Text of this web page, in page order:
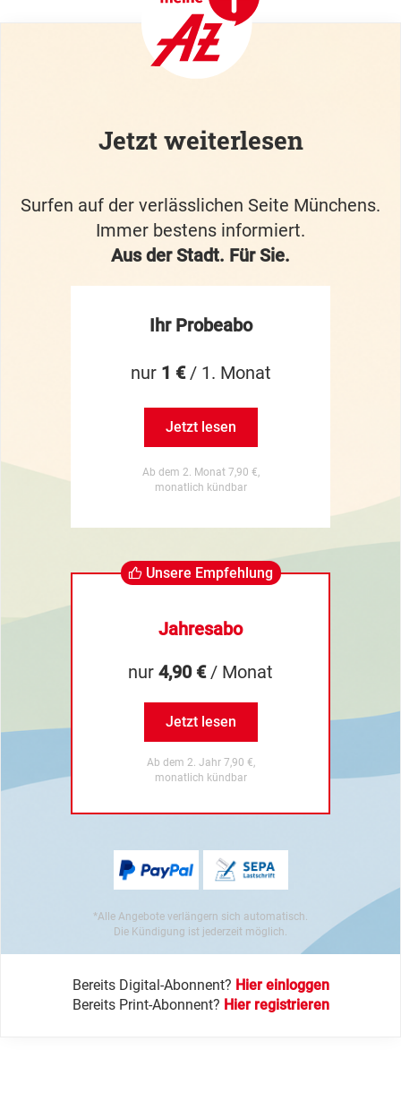
Jetzt weiterlesen
Surfen auf der verlässlichen Seite Münchens.
Immer bestens informiert.
Aus der Stadt. Für Sie.
Ihr Probeabo
nur 1 €/ 1. Monat
Jetzt lesen
Ab dem 2. Monat 7,90 €,
monatlich kündbar
Unsere Empfehlung
Jahresabo
nur 4,90 €/ Monat
Jetzt lesen
Ab dem 2. Jahr 7,90 €,
monatlich kündbar
*Alle Angebote verlängern sich automatisch.
Die Kündigung ist jederzeit möglich.
Bereits Digital-Abonnent? Hier einloggen
Bereits Print-Abonnent? Hier registrieren